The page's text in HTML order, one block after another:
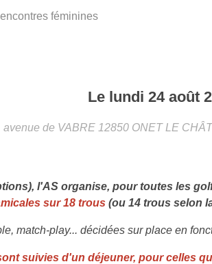
féminines
Le lundi 24 août
avenue de VABRE 12850 ONET LE
l'AS organise, pour toutes les
sur 18 trous (ou 14 trous selon
match-play... décidées sur place en
suivies d'un déjeuner, pour celles